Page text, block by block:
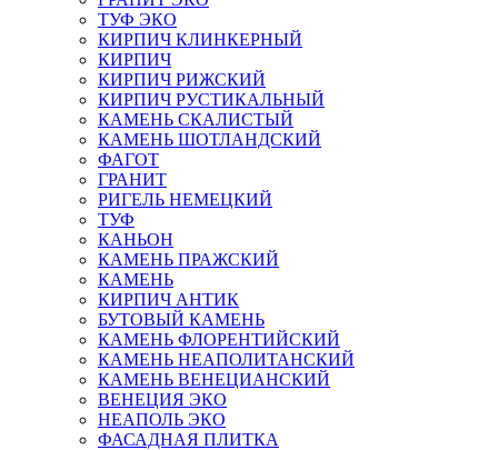
ТУФ ЭКО
КИРПИЧ КЛИНКЕРНЫЙ
КИРПИЧ
КИРПИЧ РИЖСКИЙ
КИРПИЧ РУСТИКАЛЬНЫЙ
КАМЕНЬ СКАЛИСТЫЙ
КАМЕНЬ ШОТЛАНДСКИЙ
ФАГОТ
ГРАНИТ
РИГЕЛЬ НЕМЕЦКИЙ
ТУФ
КАНЬОН
КАМЕНЬ ПРАЖСКИЙ
КАМЕНЬ
КИРПИЧ АНТИК
БУТОВЫЙ КАМЕНЬ
КАМЕНЬ ФЛОРЕНТИЙСКИЙ
КАМЕНЬ НЕАПОЛИТАНСКИЙ
КАМЕНЬ ВЕНЕЦИАНСКИЙ
ВЕНЕЦИЯ ЭКО
НЕАПОЛЬ ЭКО
ФАСАДНАЯ ПЛИТКА